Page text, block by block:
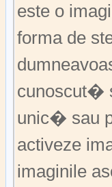
este o
forma de
cunoscut�
unic� sau
activeze
imaginile